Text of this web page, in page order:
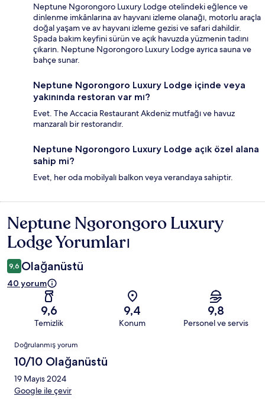
Neptune Ngorongoro Luxury Lodge otelindeki eğlence ve
dinlenme imkânlarına av hayvanı izleme olanağı, motorlu araçla
doğal yaşam ve av hayvanı izleme gezisi ve safari dahildir.
Spada bakım keyfini sürün ve açık havuzda yüzmenin tadını
çıkarın. Neptune Ngorongoro Luxury Lodge ayrıca sauna ve
bahçe sunar.
Neptune Ngorongoro Luxury Lodge içinde veya
yakınında restoran var mı?
Evet. The Accacia Restaurant Akdeniz mutfağı ve havuz
manzaralı bir restorandır.
Neptune Ngorongoro Luxury Lodge açık özel alana
sahip mi?
Evet, her oda mobilyalı balkon veya verandaya sahiptir.
Yorumlar
Neptune Ngorongoro Luxury
Lodge Yorumları
9,6 Olağanüstü
40 yorum
9,6
Temizlik
9,4
Konum
9,8
Personel ve servis
Yorumlar
Doğrulanmış yorum
10/10 Olağanüstü
19 Mayıs 2024
Google ile çevir